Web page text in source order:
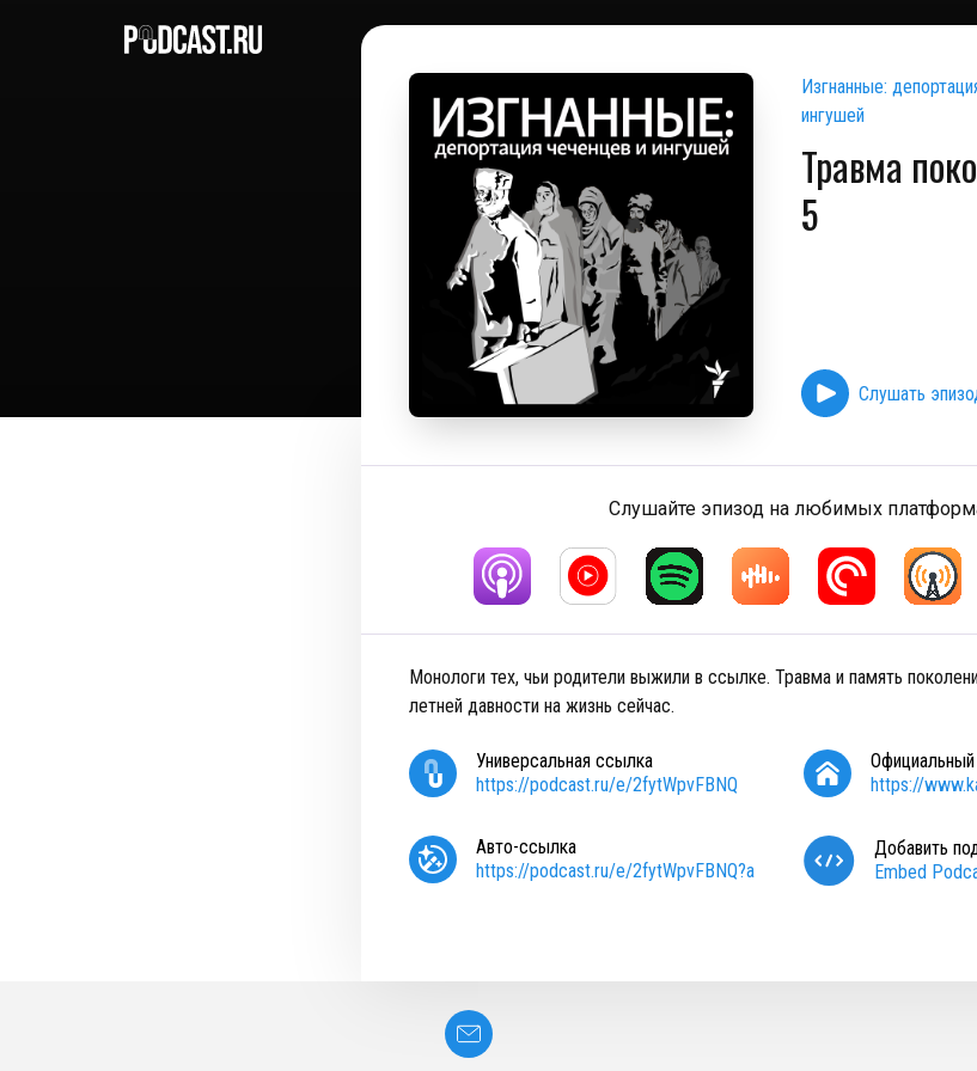
Изгнанные:
ингушей
Травма
5
Слушать
Слушайте эпизод на любимых
Монологи тех, чьи родители выжили в ссылке. Травма и память
летней давности на жизнь сейчас.
Универсальная ссылка
https://podcast.ru/e/2fytWpvFBNQ
Официальный
https://
Авто-ссылка
https://podcast.ru/e/2fytWpvFBNQ?a
Добавить
Embed